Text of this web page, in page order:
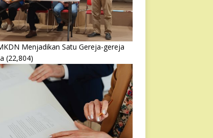
Menjadikan Satu Gereja-gereja
(22,804)